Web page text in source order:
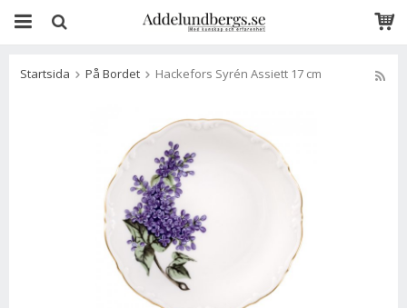
Startsida På Bordet Hackefors Syrén Assiett 17 cm